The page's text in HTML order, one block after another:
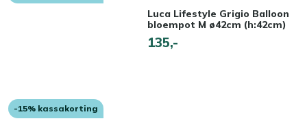
Luca Lifestyle Grigio Balloon
bloempot M ø42cm (h:42cm)
135,-
-15% kassakorting